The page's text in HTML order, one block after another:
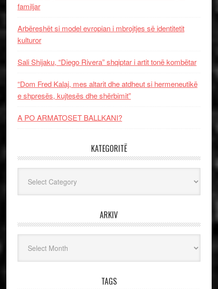
familjar
Arbëreshët si model evropian i mbrojtjes së identitetit
kulturor
Sali Shijaku, “Diego Rivera” shqiptar i artit tonë kombëtar
“Dom Fred Kalaj, mes altarit dhe atdheut si hermeneutikë
e shpresës, kujtesës dhe shërbimit”
A PO ARMATOSET BALLKANI?
KATEGORITË
ARKIV
TAGS